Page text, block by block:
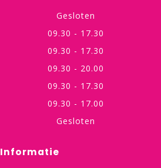
Gesloten
09.30 - 17.30
09.30 - 17.30
09.30 - 20.00
09.30 - 17.30
09.30 - 17.00
Gesloten
Informatie